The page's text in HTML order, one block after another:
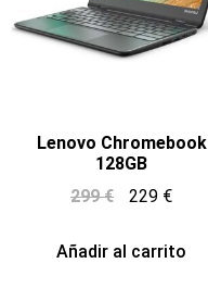
Lenovo Chromebook
128GB
299€ 229 €
Añadir al carrito